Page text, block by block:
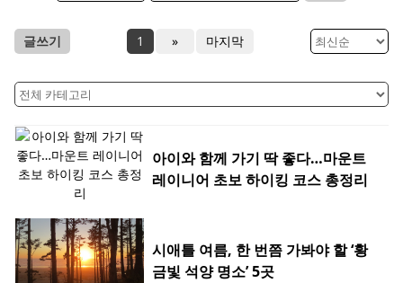
글쓰기 1 » 마지막
아이와 함께 가기 딱 좋다…마운트
레이니어 초보 하이킹 코스 총정리
시애틀 여름, 한 번쯤 가봐야 할 ‘황
금빛 석양 명소’ 5곳